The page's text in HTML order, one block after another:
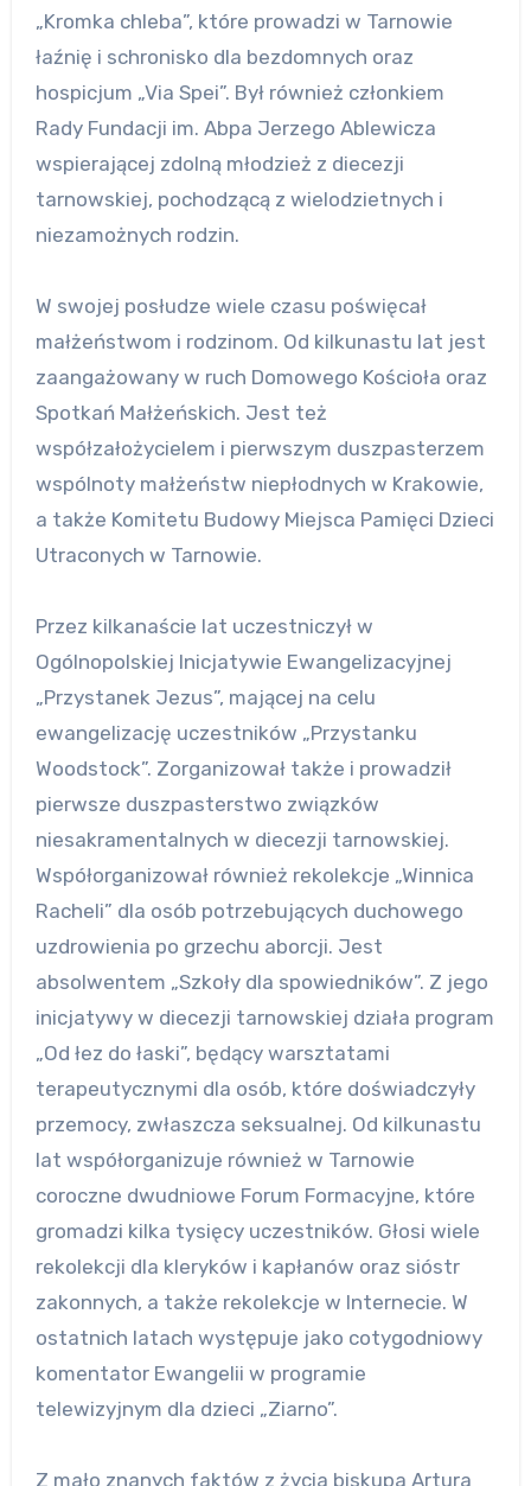
„Kromka chleba”, które prowadzi w Tarnowie
łaźnię i schronisko dla bezdomnych oraz
hospicjum „Via Spei”. Był również członkiem
Rady Fundacji im. Abpa Jerzego Ablewicza
wspierającej zdolną młodzież z diecezji
tarnowskiej, pochodzącą z wielodzietnych i
niezamożnych rodzin.
W swojej posłudze wiele czasu poświęcał
małżeństwom i rodzinom. Od kilkunastu lat jest
zaangażowany w ruch Domowego Kościoła oraz
Spotkań Małżeńskich. Jest też
współzałożycielem i pierwszym duszpasterzem
wspólnoty małżeństw niepłodnych w Krakowie,
a także Komitetu Budowy Miejsca Pamięci Dzieci
Utraconych w Tarnowie.
Przez kilkanaście lat uczestniczył w
Ogólnopolskiej Inicjatywie Ewangelizacyjnej
„Przystanek Jezus”, mającej na celu
ewangelizację uczestników „Przystanku
Woodstock”. Zorganizował także i prowadził
pierwsze duszpasterstwo związków
niesakramentalnych w diecezji tarnowskiej.
Współorganizował również rekolekcje „Winnica
Racheli” dla osób potrzebujących duchowego
uzdrowienia po grzechu aborcji. Jest
absolwentem „Szkoły dla spowiedników”. Z jego
inicjatywy w diecezji tarnowskiej działa program
„Od łez do łaski”, będący warsztatami
terapeutycznymi dla osób, które doświadczyły
przemocy, zwłaszcza seksualnej. Od kilkunastu
lat współorganizuje również w Tarnowie
coroczne dwudniowe Forum Formacyjne, które
gromadzi kilka tysięcy uczestników. Głosi wiele
rekolekcji dla kleryków i kapłanów oraz sióstr
zakonnych, a także rekolekcje w Internecie. W
ostatnich latach występuje jako cotygodniowy
komentator Ewangelii w programie
telewizyjnym dla dzieci „Ziarno”.
Z mało znanych faktów z życia biskupa Artura